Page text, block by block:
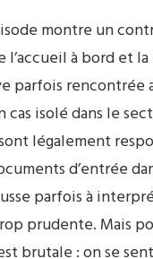
montre un
l’accueil à bord et
parfois rencontrée
cas isolé dans le
légalement
d’entrée
parfois à
prudente. Mais
brutale : on se